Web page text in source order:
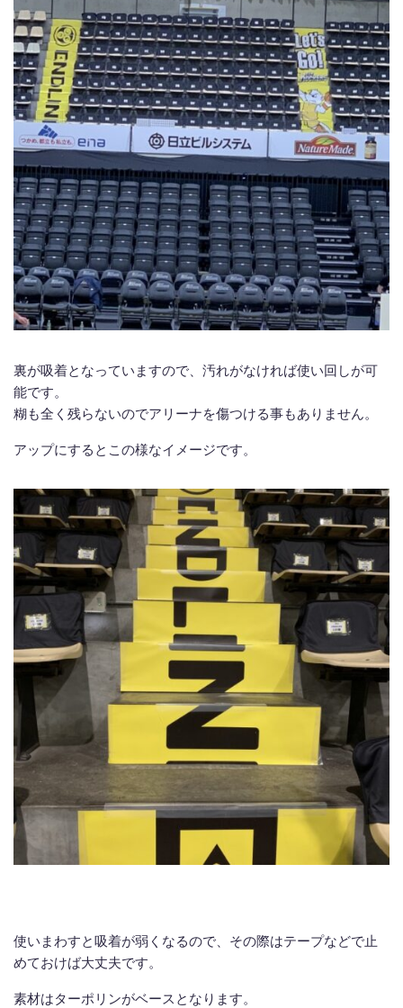
裏が吸着となっていますので、汚れがなければ使い回しが可
能です。
糊も全く残らないのでアリーナを傷つける事もありません。
アップにするとこの様なイメージです。
使いまわすと吸着が弱くなるので、その際はテープなどで止
めておけば大丈夫です。
素材はターポリンがベースとなります。